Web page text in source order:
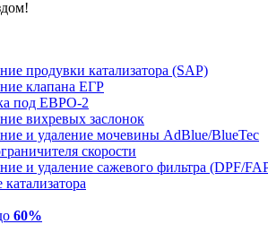
продувки катализатора (SAP)
клапана ЕГР
под ЕВРО-2
вихревых заслонок
и удаление мочевины AdBlue/BlueTec
скорости
и удаление сажевого фильтра (DPF/
60%